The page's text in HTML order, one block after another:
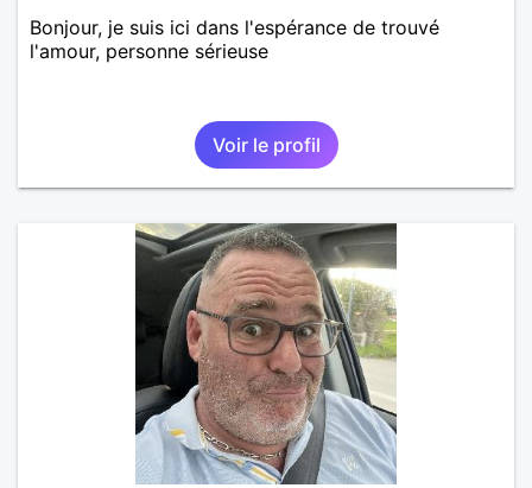
Bonjour, je suis ici dans l'espérance de trouvé
l'amour, personne sérieuse
Voir le profil